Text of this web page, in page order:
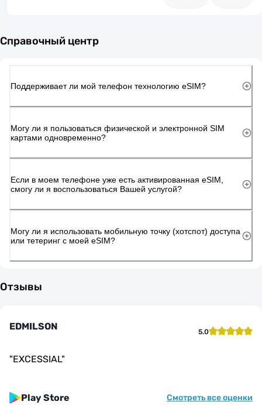
Справочный центр
Поддерживает ли мой телефон технологию eSIM?
Могу ли я пользоваться физической и электронной SIM
картами одновременно?
Если в моем телефоне уже есть активированная eSIM,
смогу ли я воспользоваться Вашей услугой?
Могу ли я использовать мобильную точку (хотспот) доступа
или тетеринг с моей eSIM?
Отзывы
EDMILSON 5.0
"EXCESSIAL"
Play Store Смотреть все оценки